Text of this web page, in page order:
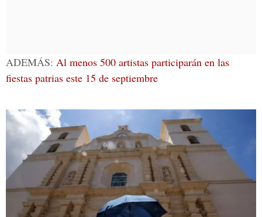
ADEMÁS: Al menos 500 artistas participarán en las
fiestas patrias este 15 de septiembre